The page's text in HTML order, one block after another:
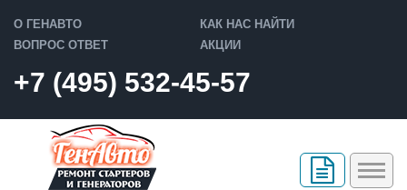
О ГЕНАВТО
КАК НАС НАЙТИ
ВОПРОС ОТВЕТ
АКЦИИ
+7 (495) 532-45-57